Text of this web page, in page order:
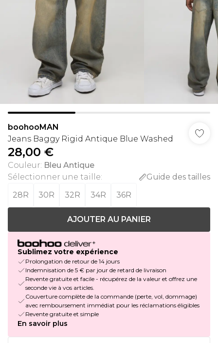
boohooMAN
Jeans Baggy Rigid Antique Blue Washed
28,00 €
Couleur: Bleu Antique
Sélectionner une taille:
Guide des tailles
28R
30R 32R 34R 36R
AJOUTER AU PANIER
Sublimez votre expérience
Prolongation de retour de 14 jours
Indemnisation de 5 € par jour de retard de livraison
Revente gratuite et facile - récupérez de la valeur et offrez une
seconde vie à vos articles.
Couverture complète de la commande (perte, vol, dommage)
avec remboursement immédiat pour les réclamations éligibles
Revente gratuite et simple
En savoir plus